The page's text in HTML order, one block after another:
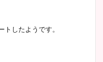
wikiプロフも！
したようです。